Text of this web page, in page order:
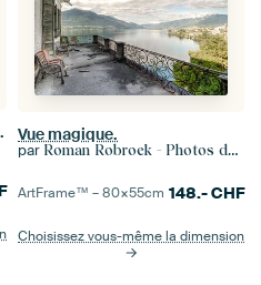
la rue Vue magique.
par Roman Robroek - Photos de bâtiments abandonnés
ArtFrame™ –80×55cm 148.-CHF
Choisissez vous-même la dimension